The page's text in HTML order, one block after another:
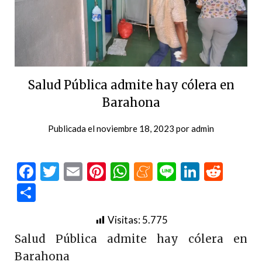
Salud Pública admite hay cólera en
Barahona
Publicada elnoviembre 18, 2023 poradmin
Facebook
Twitter
EmailPinterest
WhatsApp
Meneame
Line
Visitas:5.775
Salud Pública admite hay cólera en
Barahona